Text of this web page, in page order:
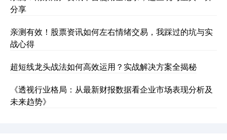
沪深300 4694.44 +43.13 +0.93%
分享
亲测有效！股票资讯如何左右情绪交易，我踩过的坑与实
战心得
超短线龙头战法如何高效运用？实战解决方案全揭秘
《透视行业格局：从最新财报数据看企业市场表现分析及
未来趋势》